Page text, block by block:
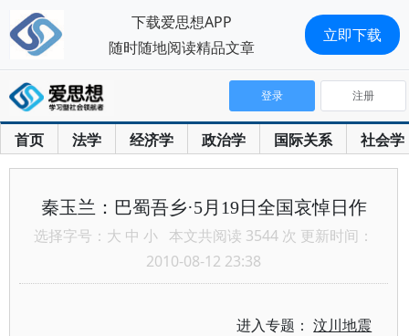
首页 法学 经济学 政治学 国际关系 社会学
登录 注册
秦玉兰：巴蜀吾乡·5月19日全国哀悼日作
选择字号： 大 中 小 本文共阅读 3544 次 更新时间：
2010-08-12 23:38
进入专题：汶川地震
下载爱思想APP
随时随地阅读精品文章
立即下载